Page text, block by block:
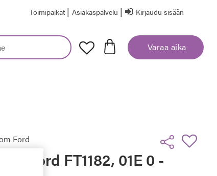
Toimipaikat | Asiakaspalvelu | Kirjaudu sisään
Varaa aika
Ford
Tom Ford FT1182, 01E 0 -